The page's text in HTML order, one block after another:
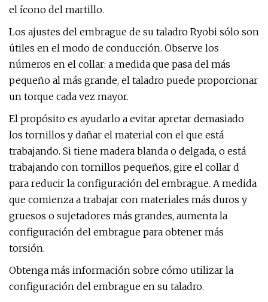
el ícono del martillo.
Los ajustes del embrague de su taladro Ryobi sólo son
útiles en el modo de conducción. Observe los
números en el collar: a medida que pasa del más
pequeño al más grande, el taladro puede proporcionar
un torque cada vez mayor.
El propósito es ayudarlo a evitar apretar demasiado
los tornillos y dañar el material con el que está
trabajando. Si tiene madera blanda o delgada, o está
trabajando con tornillos pequeños, gire el collar d
para reducir la configuración del embrague. A medida
que comienza a trabajar con materiales más duros y
gruesos o sujetadores más grandes, aumenta la
configuración del embrague para obtener más
torsión.
Obtenga más información sobre cómo utilizar la
configuración del embrague en su taladro.